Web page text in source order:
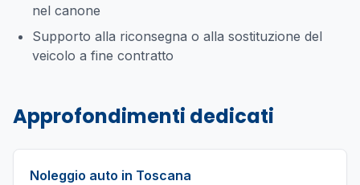
nel canone
Supporto alla riconsegna o alla sostituzione del
veicolo a fine contratto
Approfondimenti dedicati
Noleggio auto in Toscana